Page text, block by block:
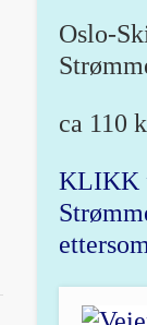
Oslo-
ca 110
KLIKK